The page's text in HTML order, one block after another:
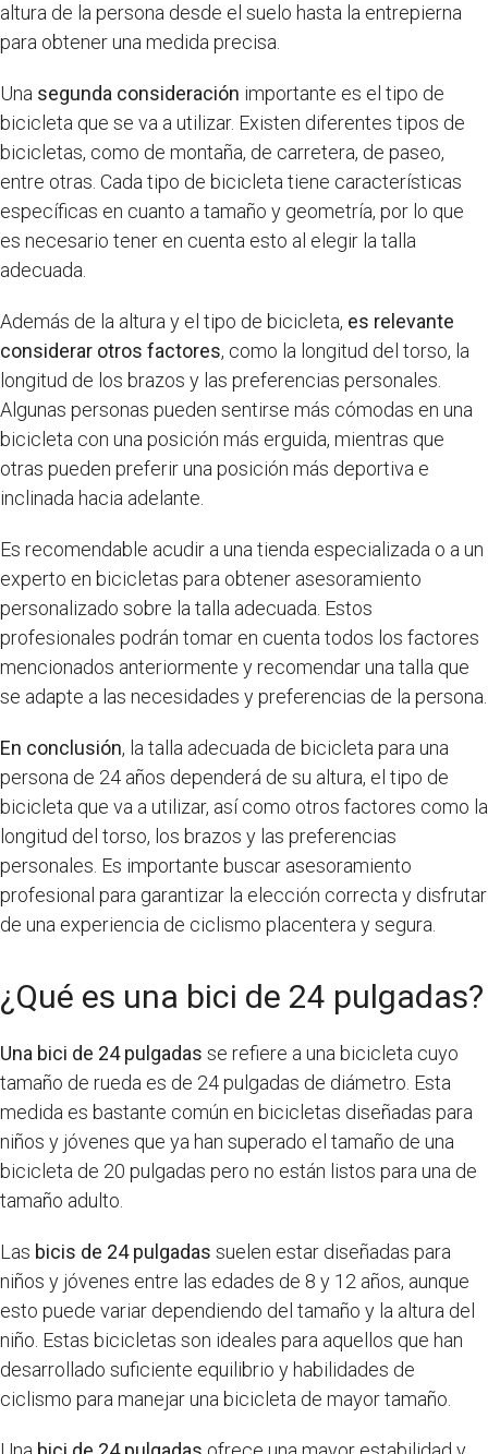
altura de la persona desde el suelo hasta la entrepierna
para obtener una medida precisa.
Una segunda consideración importante es el tipo de
bicicleta que se va a utilizar. Existen diferentes tipos de
bicicletas, como de montaña, de carretera, de paseo,
entre otras. Cada tipo de bicicleta tiene características
específicas en cuanto a tamaño y geometría, por lo que
es necesario tener en cuenta esto al elegir la talla
adecuada.
Además de la altura y el tipo de bicicleta, es relevante
considerar otros factores, como la longitud del torso, la
longitud de los brazos y las preferencias personales.
Algunas personas pueden sentirse más cómodas en una
bicicleta con una posición más erguida, mientras que
otras pueden preferir una posición más deportiva e
inclinada hacia adelante.
Es recomendable acudir a una tienda especializada o a un
experto en bicicletas para obtener asesoramiento
personalizado sobre la talla adecuada. Estos
profesionales podrán tomar en cuenta todos los factores
mencionados anteriormente y recomendar una talla que
se adapte a las necesidades y preferencias de la persona.
En conclusión, la talla adecuada de bicicleta para una
persona de 24 años dependerá de su altura, el tipo de
bicicleta que va a utilizar, así como otros factores como la
longitud del torso, los brazos y las preferencias
personales. Es importante buscar asesoramiento
profesional para garantizar la elección correcta y disfrutar
de una experiencia de ciclismo placentera y segura.
¿Qué es una bici de 24 pulgadas?
Una bici de 24 pulgadas se refiere a una bicicleta cuyo
tamaño de rueda es de 24 pulgadas de diámetro. Esta
medida es bastante común en bicicletas diseñadas para
niños y jóvenes que ya han superado el tamaño de una
bicicleta de 20 pulgadas pero no están listos para una de
tamaño adulto.
Las bicis de 24 pulgadas suelen estar diseñadas para
niños y jóvenes entre las edades de 8 y 12 años, aunque
esto puede variar dependiendo del tamaño y la altura del
niño. Estas bicicletas son ideales para aquellos que han
desarrollado suficiente equilibrio y habilidades de
ciclismo para manejar una bicicleta de mayor tamaño.